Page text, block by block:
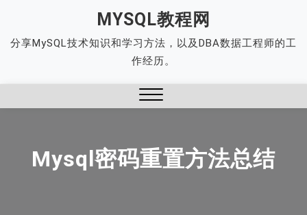
content
MYSQL教程网
分享MySQL技术知识和学习方法，以及DBA数据工程师的工
作经历。
Mysql密码重置方法总结